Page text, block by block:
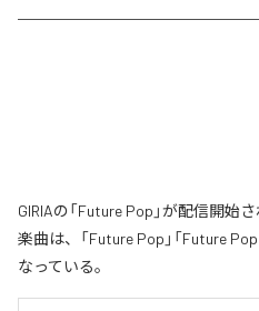
GIRIAの「Future Pop」が配信開始
楽曲は、「Future Pop」「Future
なっている。